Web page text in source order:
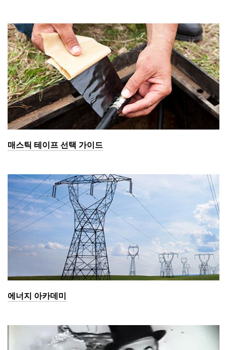
매스틱 테이프 선택 가이드
에너지 아카데미